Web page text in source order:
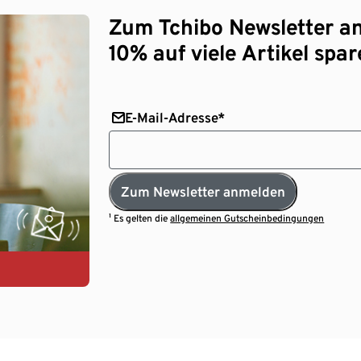
Zum Tchibo Newsletter
10% auf viele Artikel
E-Mail-Adresse*
Zum Newsletter anmelden
¹ Es gelten dieallgemeinen Gutscheinbedingungen